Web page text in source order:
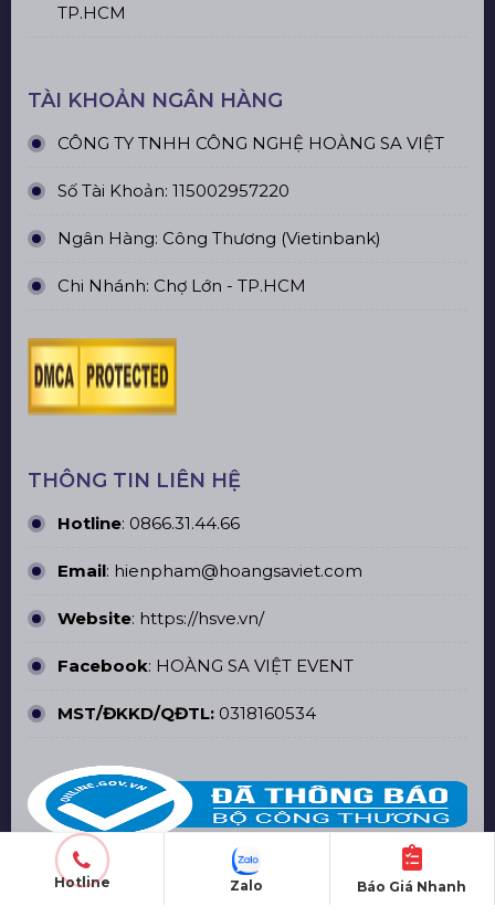
TP.HCM
TÀI KHOẢN NGÂN HÀNG
CÔNG TY TNHH CÔNG NGHỆ HOÀNG SA VIỆT
Số Tài Khoản: 115002957220
Ngân Hàng: Công Thương (Vietinbank)
Chi Nhánh: Chợ Lớn - TP.HCM
THÔNG TIN LIÊN HỆ
Hotline: 0866.31.44.66
Email: hienpham@hoangsaviet.com
Website: https://hsve.vn/
Facebook: HOÀNG SA VIỆT EVENT
MST/ĐKKD/QĐTL: 0318160534
Hotline Báo Giá Nhanh
Zalo